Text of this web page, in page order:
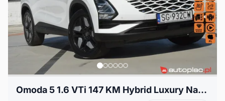
Omoda 5 1.6 VTi 147 KM Hybrid Luxury Navi PL/ Skóra/ Kamera/ Grzania